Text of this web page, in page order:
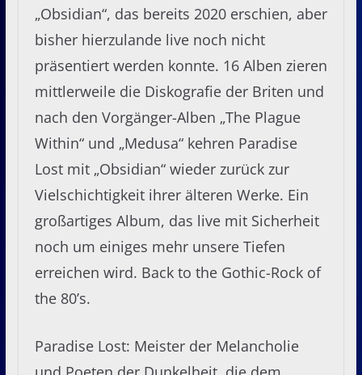
„Obsidian“, das bereits 2020 erschien, aber
bisher hierzulande live noch nicht
präsentiert werden konnte. 16 Alben zieren
mittlerweile die Diskografie der Briten und
nach den Vorgänger-Alben „The Plague
Within“ und „Medusa“ kehren Paradise
Lost mit „Obsidian“ wieder zurück zur
Vielschichtigkeit ihrer älteren Werke. Ein
großartiges Album, das live mit Sicherheit
noch um einiges mehr unsere Tiefen
erreichen wird. Back to the Gothic-Rock of
the 80’s.
Paradise Lost: Meister der Melancholie